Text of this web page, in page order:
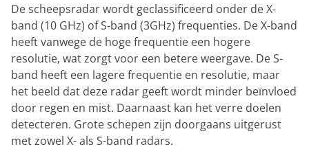
De scheepsradar wordt geclassificeerd onder de X-
band (10 GHz) of S-band (3GHz) frequenties. De X-band
heeft vanwege de hoge frequentie een hogere
resolutie, wat zorgt voor een betere weergave. De S-
band heeft een lagere frequentie en resolutie, maar
het beeld dat deze radar geeft wordt minder beïnvloed
door regen en mist. Daarnaast kan het verre doelen
detecteren. Grote schepen zijn doorgaans uitgerust
met zowel X- als S-band radars.